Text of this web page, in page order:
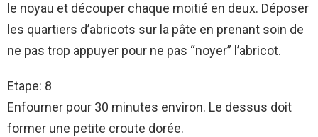
le noyau et découper chaque moitié en deux. Déposer
les quartiers d’abricots sur la pâte en prenant soin de
ne pas trop appuyer pour ne pas “noyer” l’abricot.
Etape: 8
Enfourner pour 30 minutes environ. Le dessus doit
former une petite croute dorée.